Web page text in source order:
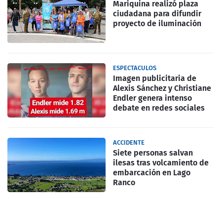
Mariquina realizó plaza
ciudadana para difundir
proyecto de iluminación
ESPECTACULOS
Imagen publicitaria de
Alexis Sánchez y Christiane
Endler genera intenso
debate en redes sociales
ACCIDENTE
Siete personas salvan
ilesas tras volcamiento de
embarcación en Lago
Ranco